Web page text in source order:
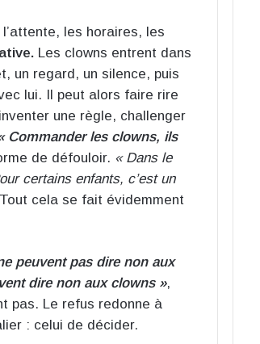
les horaires, les
Les clowns entrent dans
un regard, un silence, puis
lui. Il peut alors faire rire
une règle, challenger
Commander les clowns, ils
de défouloir. « Dans le
certains enfants, c’est un
cela se fait évidemment
peuvent pas dire non aux
dire non aux clowns »,
pas. Le refus redonne à
: celui de décider.